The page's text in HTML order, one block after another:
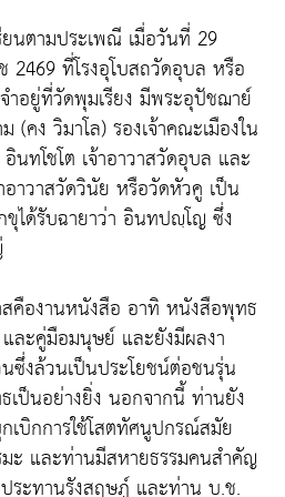
นตามประเพณี เมื่อวันที่ 29
ที่โรงอุโบสถวัดอุบล หรือ
อยู่ที่วัดพุมเรียง มีพระอุปัชฌาย์
(คง วิมาโล) รองเจ้าคณะเมืองใน
ทโชโต เจ้าอาวาสวัดอุบล และ
าวาสวัดวินัย หรือวัดหัวคู เป็น
ได้รับฉายาว่า อินทปญฺโญ ซึ่ง
คืองานหนังสือ อาทิ หนังสือพุทธ
ละคู่มือมนุษย์ และยังมีผลงา
งล้วนเป็นประโยชน์ต่อชนรุ่น
เป็นอย่างยิ่ง นอกจากนี้ ท่านยัง
เบิกการใช้โสตทัศนูปกรณ์สมัย
ะ และท่านมีสหายธรรมคนสำคัญ
ะทานรังสฤษฎ์ และท่าน บ.ช.